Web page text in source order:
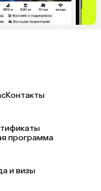
Контакты
программа
и визы